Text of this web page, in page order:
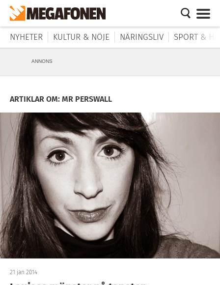
NYHETER KULTUR & NÖJE NÄRINGSLIV SPORT &
ANNONS
ARTIKLAR OM: MR PERSWALL
21 jan 2014